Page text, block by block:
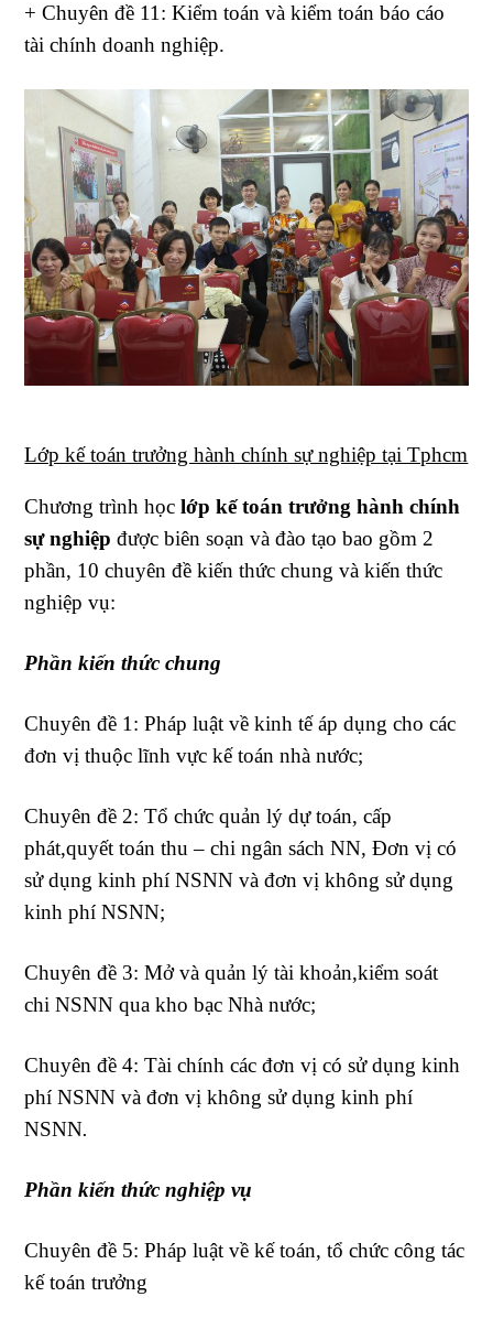
+ Chuyên đề 11: Kiểm toán và kiểm toán báo cáo
tài chính doanh nghiệp.
Lớp kế toán trưởng hành chính sự nghiệp tại Tphcm
Chương trình họclớp kế toán trưởng hành chính
sự nghiệp được biên soạn và đào tạo bao gồm 2
phần, 10 chuyên đề kiến thức chung và kiến thức
nghiệp vụ:
Phần kiến thức chung
Chuyên đề 1: Pháp luật về kinh tế áp dụng cho các
đơn vị thuộc lĩnh vực kế toán nhà nước;
Chuyên đề 2: Tổ chức quản lý dự toán, cấp
phát,quyết toán thu – chi ngân sách NN, Đơn vị có
sử dụng kinh phí NSNN và đơn vị không sử dụng
kinh phí NSNN;
Chuyên đề 3: Mở và quản lý tài khoản,kiểm soát
chi NSNN qua kho bạc Nhà nước;
Chuyên đề 4: Tài chính các đơn vị có sử dụng kinh
phí NSNN và đơn vị không sử dụng kinh phí
NSNN.
Phần kiến thức nghiệp vụ
Chuyên đề 5: Pháp luật về kế toán, tổ chức công tác
kế toán trưởng